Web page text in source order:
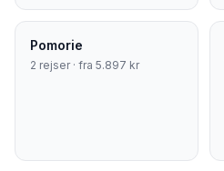
Pomorie
2 rejser · fra 5.897 kr